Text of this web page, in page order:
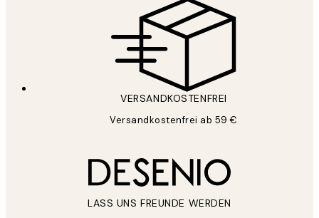
VERSANDKOSTENFREI
Versandkostenfrei ab 59 €
LASS UNS FREUNDE WERDEN